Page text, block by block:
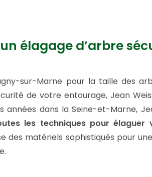
élagage d’arbre
sur-Marne pour la taille des
de votre entourage, Jean
années dans la Seine-et-Marne,
les techniques pour élaguer
des matériels sophistiqués pour